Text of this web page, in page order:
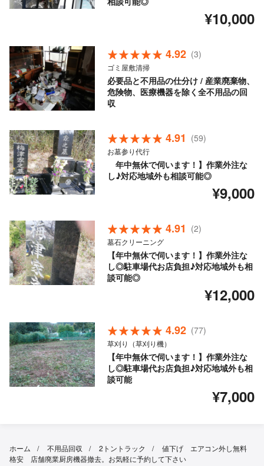
¥10,000
4.92 (3)
ゴミ屋敷清掃
必要品と不用品の仕分け / 産業廃棄物、
危険物、医療機器を除く全不用品の回
収
4.91 (59)
お墓参り代行
年中無休で伺います！】作業外注な
し♪対応地域外も相談可能◎
¥9,000
4.91 (2)
墓石クリーニング
【年中無休で伺います！】作業外注な
し◎駐車場代お店負担♪対応地域外も相
談可能◎
¥12,000
4.92 (77)
草刈り（草刈り機）
【年中無休で伺います！】作業外注な
し◎駐車場代お店負担♪対応地域外も相
談可能
¥7,000
ホーム 不用品回収 2トントラック
値下げ エアコン外し無料
格安 店舗廃業厨房機器撤去。お気軽に予約して下さい